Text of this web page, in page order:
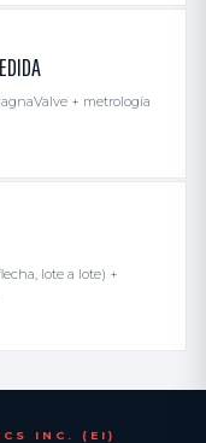
+ metrología
lote a lote) +
INC. (EI)